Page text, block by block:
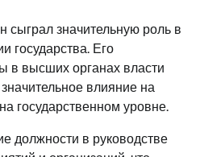
значительную роль в
государства. Его
в высших органах власти
влияние на
государственном уровне.
должности в руководстве